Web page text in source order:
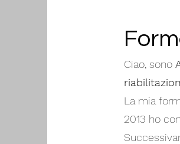
Ciao, sono
La mia
2013 ho